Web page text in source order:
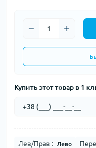
Купить этот товар в 1
Лев/Прав : Лево